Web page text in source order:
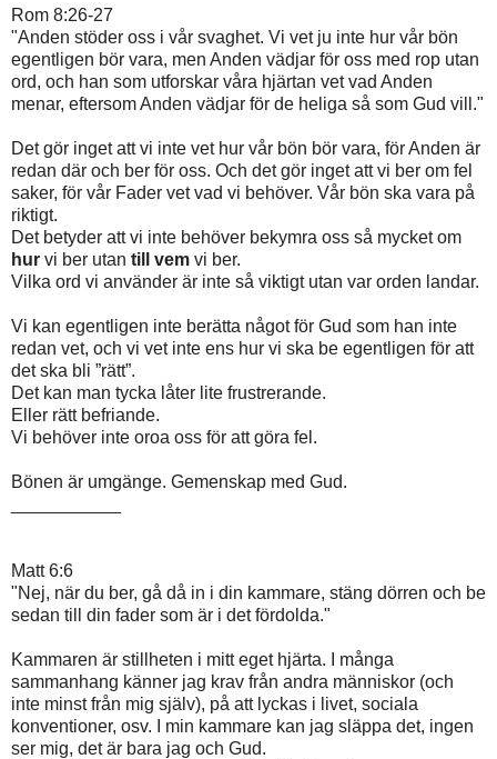
Rom 8:26-27
"Anden stöder oss i vår svaghet. Vi vet ju inte hur vår bön
egentligen bör vara, men Anden vädjar för oss med rop utan
ord, och han som utforskar våra hjärtan vet vad Anden
menar, eftersom Anden vädjar för de heliga så som Gud vill."
Det gör inget att vi inte vet hur vår bön bör vara, för Anden är
redan där och ber för oss. Och det gör inget att vi ber om fel
saker, för vår Fader vet vad vi behöver. Vår bön ska vara på
riktigt.
Det betyder att vi inte behöver bekymra oss så mycket om
hur vi ber utan till vem vi ber.
Vilka ord vi använder är inte så viktigt utan var orden landar.
Vi kan egentligen inte berätta något för Gud som han inte
redan vet, och vi vet inte ens hur vi ska be egentligen för att
det ska bli ”rätt”.
Det kan man tycka låter lite frustrerande.
Eller rätt befriande.
Vi behöver inte oroa oss för att göra fel.
Bönen är umgänge. Gemenskap med Gud.
Matt 6:6
"Nej, när du ber, gå då in i din kammare, stäng dörren och be
sedan till din fader som är i det fördolda."
Kammaren är stillheten i mitt eget hjärta. I många
sammanhang känner jag krav från andra människor (och
inte minst från mig själv), på att lyckas i livet, sociala
konventioner, osv. I min kammare kan jag släppa det, ingen
ser mig, det är bara jag och Gud.